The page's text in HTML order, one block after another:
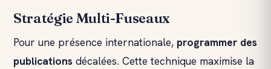
Stratégie Multi-Fuseaux
Pour une présence internationale, programmer des
publications décalées. Cette technique maximise la